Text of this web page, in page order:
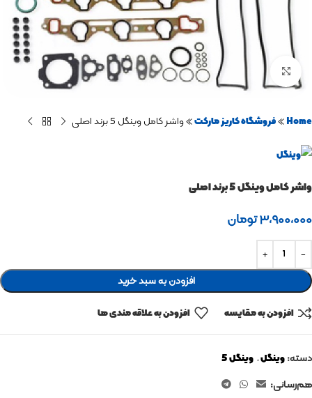
برای بزرگنمایی کلیک کنید
Home
»فروشگاه کاریز مارکت»واشر کامل وینگل 5 برند اصلی
واشر کامل وینگل 5 برند اصلی
۳,۹۰۰,۰۰۰تومان
افزودن به سبد خرید
افزودن به مقایسه افزودن به علاقه مندی ها
دسته: وینگل, وینگل 5
هم‌رسانی: